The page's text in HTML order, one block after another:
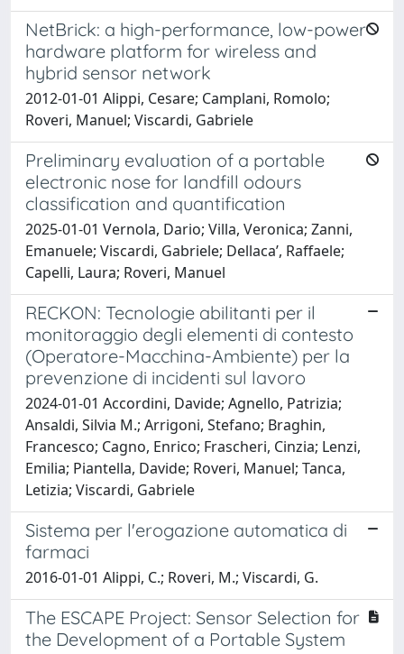
NetBrick: a high-performance, low-power
hardware platform for wireless and
hybrid sensor network
2012-01-01 Alippi, Cesare; Camplani, Romolo;
Roveri, Manuel; Viscardi, Gabriele
Preliminary evaluation of a portable
electronic nose for landfill odours
classification and quantification
2025-01-01 Vernola, Dario; Villa, Veronica; Zanni,
Emanuele; Viscardi, Gabriele; Dellaca’, Raffaele;
Capelli, Laura; Roveri, Manuel
RECKON: Tecnologie abilitanti per il
monitoraggio degli elementi di contesto
(Operatore-Macchina-Ambiente) per la
prevenzione di incidenti sul lavoro
2024-01-01 Accordini, Davide; Agnello, Patrizia;
Ansaldi, Silvia M.; Arrigoni, Stefano; Braghin,
Francesco; Cagno, Enrico; Frascheri, Cinzia; Lenzi,
Emilia; Piantella, Davide; Roveri, Manuel; Tanca,
Letizia; Viscardi, Gabriele
Sistema per l'erogazione automatica di
farmaci
2016-01-01 Alippi, C.; Roveri, M.; Viscardi, G.
The ESCAPE Project: Sensor Selection for
the Development of a Portable System